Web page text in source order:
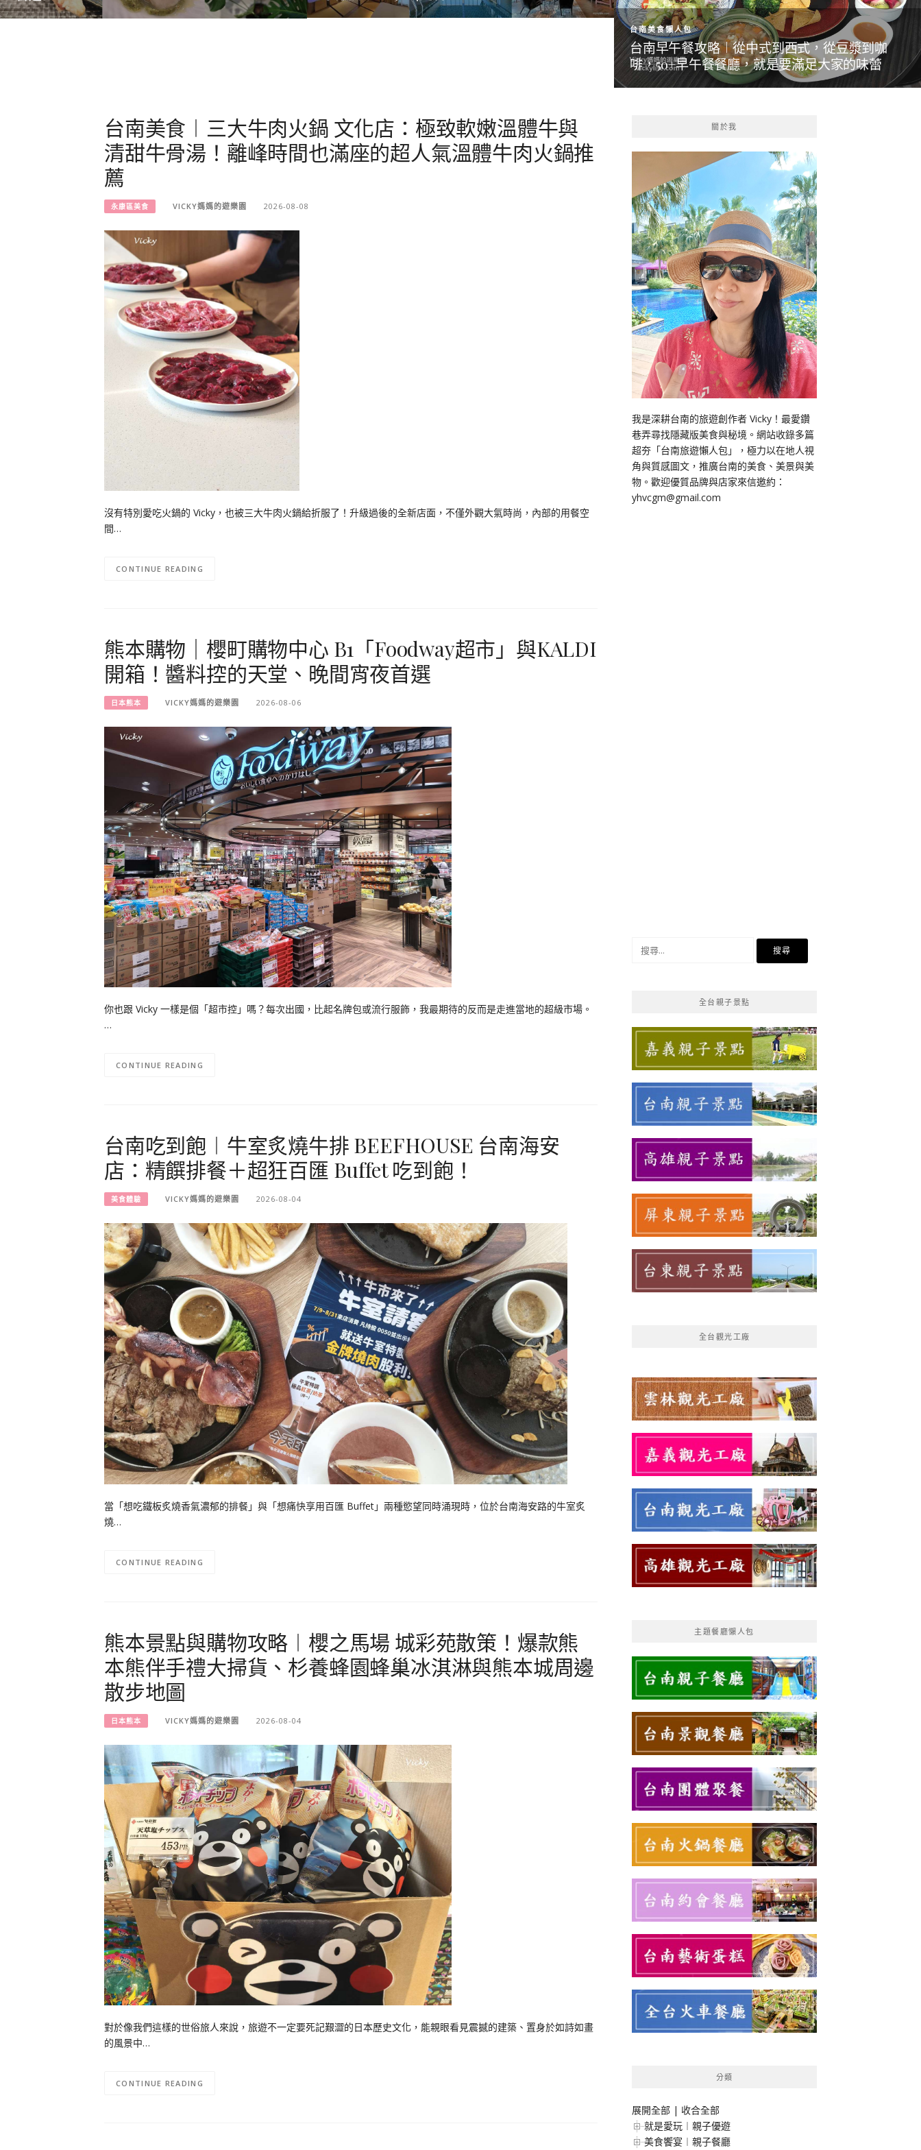
台南美食懶人包
台南早午餐攻略︱從中式到西式，從豆漿到咖
啡，50+早午餐餐廳，就是要滿足大家的味蕾
台南美食︱三大牛肉火鍋 文化店：極致軟嫩溫體牛與
清甜牛骨湯！離峰時間也滿座的超人氣溫體牛肉火鍋推
薦
永康區美食 VICKY媽媽的遊樂園 2026-08-08
沒有特別愛吃火鍋的 Vicky，也被三大牛肉火鍋給折服了！升級過後的全新店面，不僅外觀大氣時尚，內部的用餐空
間…
CONTINUE READING
熊本購物｜櫻町購物中心 B1「Foodway超市」與KALDI
開箱！醬料控的天堂、晚間宵夜首選
日本熊本 VICKY媽媽的遊樂園 2026-08-06
你也跟 Vicky 一樣是個「超市控」嗎？每次出國，比起名牌包或流行服飾，我最期待的反而是走進當地的超級市場。
…
CONTINUE READING
台南吃到飽︱牛室炙燒牛排 BEEFHOUSE 台南海安
店：精饌排餐＋超狂百匯 Buffet 吃到飽！
美食體驗 VICKY媽媽的遊樂園 2026-08-04
當「想吃鐵板炙燒香氣濃郁的排餐」與「想痛快享用百匯 Buffet」兩種慾望同時涌現時，位於台南海安路的牛室炙
燒…
CONTINUE READING
熊本景點與購物攻略︱櫻之馬場 城彩苑散策！爆款熊
本熊伴手禮大掃貨、杉養蜂園蜂巢冰淇淋與熊本城周邊
散步地圖
日本熊本 VICKY媽媽的遊樂園 2026-08-04
對於像我們這樣的世俗旅人來說，旅遊不一定要死記艱澀的日本歷史文化，能親眼看見震撼的建築、置身於如詩如畫
的風景中…
CONTINUE READING
關於我
我是深耕台南的旅遊創作者 Vicky！最愛鑽
巷弄尋找隱藏版美食與秘境。網站收錄多篇
超夯「台南旅遊懶人包」，極力以在地人視
角與質感圖文，推廣台南的美食、美景與美
物。歡迎優質品牌與店家來信邀約：
yhvcgm@gmail.com
全台親子景點
全台觀光工廠
主題餐廳懶人包
分類
展開全部 | 收合全部
就是愛玩︱親子優遊
美食饗宴︱親子餐廳